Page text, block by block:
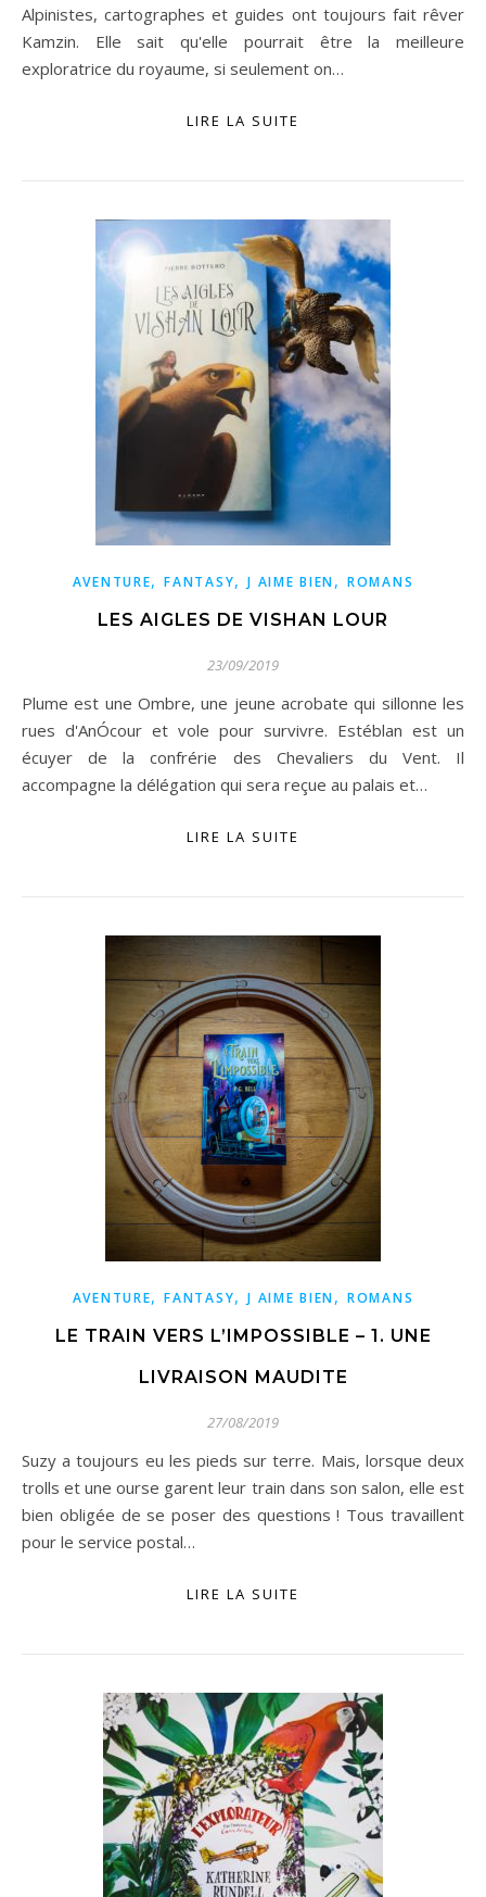
Alpinistes, cartographes et guides ont toujours fait rêver
Kamzin. Elle sait qu'elle pourrait être la meilleure
exploratrice du royaume, si seulement on…
LIRE LA SUITE
AVENTURE,FANTASY,J AIME BIEN, ROMANS
LES AIGLES DE VISHAN LOUR
23/09/2019
Plume est une Ombre, une jeune acrobate qui sillonne les
rues d'AnÓcour et vole pour survivre. Estéblan est un
écuyer de la confrérie des Chevaliers du Vent. Il
accompagne la délégation qui sera reçue au palais et…
LIRE LA SUITE
AVENTURE,FANTASY,J AIME BIEN, ROMANS
LE TRAIN VERS L’IMPOSSIBLE – 1. UNE
LIVRAISON MAUDITE
27/08/2019
Suzy a toujours eu les pieds sur terre. Mais, lorsque deux
trolls et une ourse garent leur train dans son salon, elle est
bien obligée de se poser des questions ! Tous travaillent
pour le service postal…
LIRE LA SUITE